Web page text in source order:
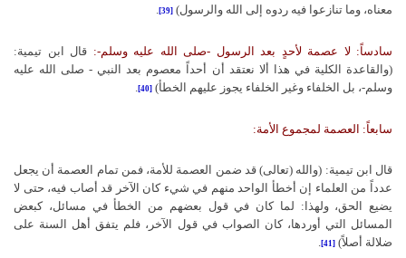
معناه، وما تنازعوا فيه ردوه إلى الله والرسول) [39]
.
سادساً: لا عصمة لأحدٍ بعد الرسول -صلى الله عليه وسلم-: قال ابن تيمية:
(والقاعدة الكلية في هذا ألا نعتقد أن أحداً معصوم بعد النبي - صلى الله عليه
وسلم-، بل الخلفاء وغير الخلفاء يجوز عليهم الخطأ) [40]
.
سابعاً: العصمة لمجموع الأمة:
قال ابن تيمية: (والله (تعالى) قد ضمن العصمة للأمة، فمن تمام العصمة أن يجعل
عدداً من العلماء إن أخطأ الواحد منهم في شيء كان الآخر قد أصاب فيه، حتى لا
يضيع الحق، ولهذا: لما كان في قول بعضهم من الخطأ في مسائل، كبعض
المسائل التي أوردها، كان الصواب في قول الآخر، فلم يتفق أهل السنة على
ضلالة أصلاً) [41]
.